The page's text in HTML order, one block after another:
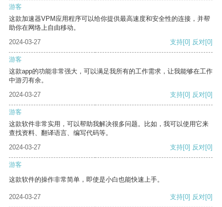
游客
这款加速器VPM应用程序可以给你提供最高速度和安全性的连接，并帮
助你在网络上自由移动。
2024-03-27
支持[0] 反对[0]
游客
这款app的功能非常强大，可以满足我所有的工作需求，让我能够在工作
中游刃有余。
2024-03-27
支持[0] 反对[0]
游客
这款软件非常实用，可以帮助我解决很多问题。比如，我可以使用它来
查找资料、翻译语言、编写代码等。
2024-03-27
支持[0] 反对[0]
游客
这款软件的操作非常简单，即使是小白也能快速上手。
2024-03-27 支持[0] 反对[0]